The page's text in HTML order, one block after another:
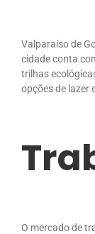
Valparaíso de
cidade conta
trilhas
opções de lazer
O mercado de